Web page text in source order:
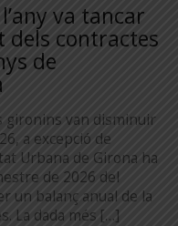
va tancar
contractes
de
gironins van disminuir
a excepció de
Urbana de Girona ha
de 2026 del
un balanç anual de la
La dada més […]